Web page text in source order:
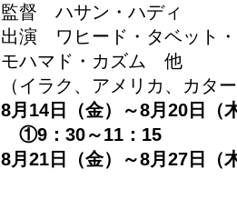
監督 ハサン・ハディ
出演 ワヒード・タベット
モハマド・カズム 他
（イラク、アメリカ、カタ
8月14日（金）～8月20日（
①9：30～11：15
8月21日（金）～8月27日（